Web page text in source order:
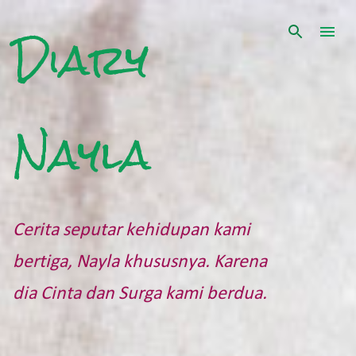
Diary
Nayla
Cerita seputar kehidupan kami
bertiga, Nayla khususnya. Karena
dia Cinta dan Surga kami berdua.